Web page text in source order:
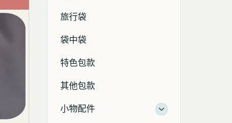
旅行袋
袋中袋
特色包款
其他包款
小物配件